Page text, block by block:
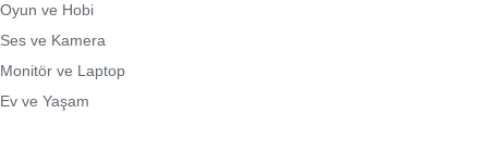
Oyun ve Hobi
Ses ve Kamera
Monitör ve Laptop
Ev ve Yaşam